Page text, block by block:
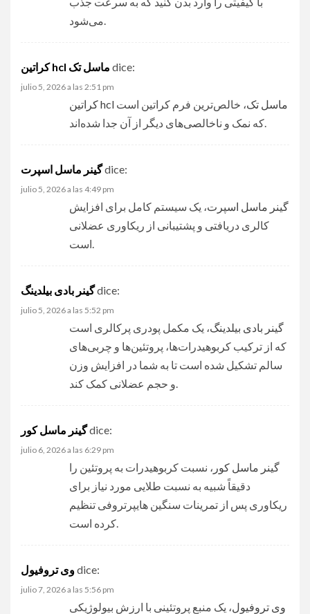
کراتین hcl ماسل تک dice:
julio 5, 2026 a las 2:51 pm
کراتین hcl ماسل تک، خالص‌ترین فرم کراتین است
گینر ماسل اسپرتdice:
julio 5, 2026 a las 4:49 pm
گینر ماسل اسپرت، یک سیستم کامل برای افزایش
کالری دریافتی و پشتیبانی از ریکاوری عضلانی
گینر بادی بیلدینگdice:
julio 5, 2026 a las 5:52 pm
گینر بادی بیلدینگ، یک مکمل پودری پرکالری است
که از ترکیب کربوهیدرات‌ها، پروتئین‌ها و چربی‌های
سالم تشکیل شده است تا به شما در افزایش وزن
گینر ماسل کورdice:
julio 6, 2026 a las 6:29 pm
گینر ماسل کور ، نسبت کربوهیدرات به پروتئین را
دقیقاً شبیه به نسبت طلایی مورد نیاز برای
ریکاوری پس از تمرینات سنگین هایپرتروفی تنظیم
وی تروفیول dice:
julio 7, 2026 a las 5:56 pm
وی تروفیول، یک منبع پروتئینی با ارزش بیولوژیکی